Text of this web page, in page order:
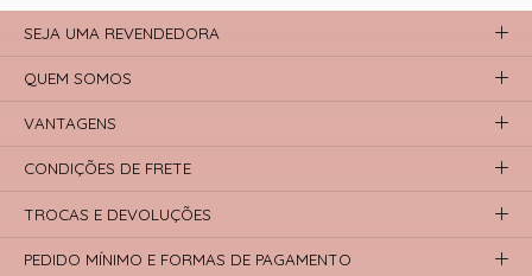
SEJA UMA REVENDEDORA
QUEM SOMOS
VANTAGENS
CONDIÇÕES DE FRETE
TROCAS E DEVOLUÇÕES
PEDIDO MÍNIMO E FORMAS DE PAGAMENTO